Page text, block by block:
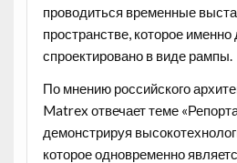
проводиться временные
пространстве, которое именно
спроектировано в виде рампы.
По мнению российского
Matrex отвечает теме
демонстрируя
которое одновременно